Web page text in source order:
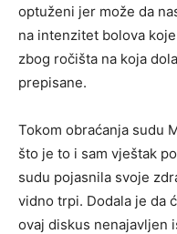
optuženi jer može da
na intenzitet bolova
zbog ročišta na koja
prepisane.
Tokom obraćanja sudu
što je to i sam vještak
sudu pojasnila svoje
vidno trpi. Dodala je da
ovaj diskus nenajavljen